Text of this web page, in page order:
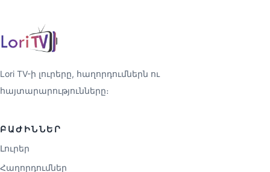
Lori TV-ի լուրերը, հաղորդումներն ու
հայտարարությունները։
ԲԱԺԻՆՆԵՐ
Լուրեր
Հաղորդումներ